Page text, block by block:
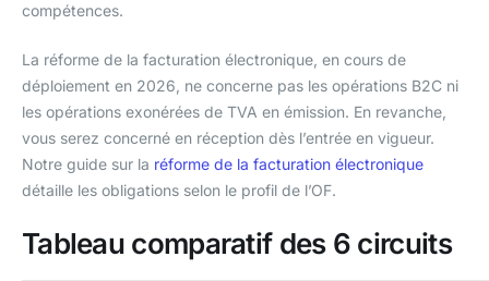
compétences.
La réforme de la facturation électronique, en cours de
déploiement en 2026, ne concerne pas les opérations B2C ni
les opérations exonérées de TVA en émission. En revanche,
vous serez concerné en réception dès l’entrée en vigueur.
Notre guide sur la réforme de la facturation électronique
détaille les obligations selon le profil de l’OF.
Tableau comparatif des 6 circuits